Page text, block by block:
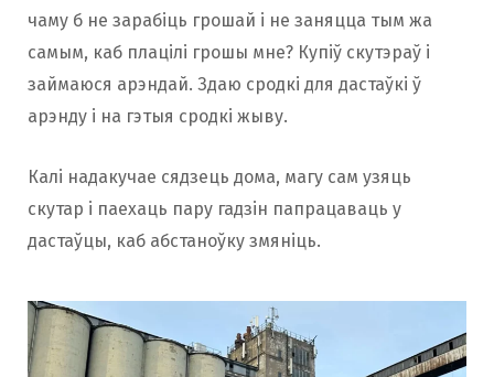
чаму б не зарабіць грошай і не заняцца тым жа
самым, каб плацілі грошы мне? Купіў скутэраў і
займаюся арэндай. Здаю сродкі для дастаўкі ў
арэнду і на гэтыя сродкі жыву.
Калі надакучае сядзець дома, магу сам узяць
скутар і паехаць пару гадзін папрацаваць у
дастаўцы, каб абстаноўку змяніць.